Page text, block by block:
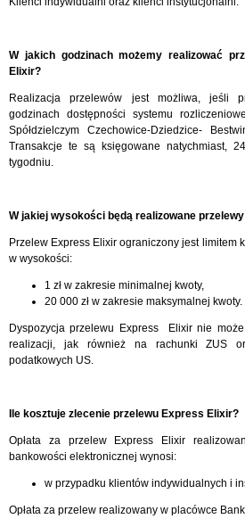
W jakich godzinach możemy realizować
Elixir?
Realizacja przelewów jest możliwa, jeśli
godzinach dostępności systemu
Spółdzielczym Czechowice-Dziedzice-
Transakcje te są księgowane natychmiast,
tygodniu.
W jakiej wysokości będą realizowane
Przelew Express Elixir ograniczony jest limitem
w wysokości:
1 zł w zakresie minimalnej kwoty,
20 000 zł w zakresie maksymalnej kwoty.
Dyspozycja przelewu Express Elixir nie może
realizacji, jak również na rachunki ZUS
podatkowych US.
Ile kosztuje zlecenie przelewu Express Elixir?
Opłata za przelew Express Elixir
bankowości elektronicznej wynosi:
w przypadku klientów indywidualnych i
Opłata za przelew realizowany w placówce